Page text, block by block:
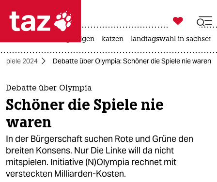
 taz zahl ich
taz zahl ich
themen
politik
öko
gesellschaft
kultur

taz zahl ich
bergsteigen katzen landtagswahl in
2024 Debatte über Olympia: Schöner die Spiele nie waren
Debatte über Olympia
Schöner die Spiele nie
waren
In der Bürgerschaft suchen Rote und Grüne den
breiten Konsens. Nur Die Linke will da nicht
mitspielen. Initiative (N)Olympia rechnet mit
versteckten Milliarden-Kosten.